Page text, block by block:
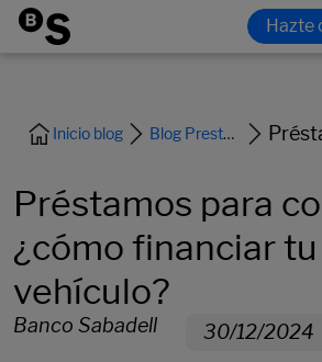
Inicio blog Blog Prestamos y Financiacion
Préstamos para
¿cómo financiar tu
vehículo?
Banco Sabadell 30/12/2024